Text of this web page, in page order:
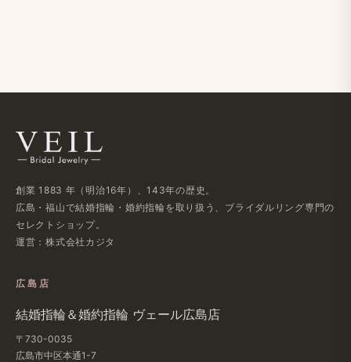
創業 1883 年​（明治16年）、​143年の​歴史。
広島・福山で​結婚指輪・婚約指輪を​取り扱う、​ブライダルリング専門の​
セレクトショップ。
運営：株式会社カジタ
広島店
結婚​指輪＆婚約指輪 ヴェール​広島店
〒730-0035
広島市中区本通1-7